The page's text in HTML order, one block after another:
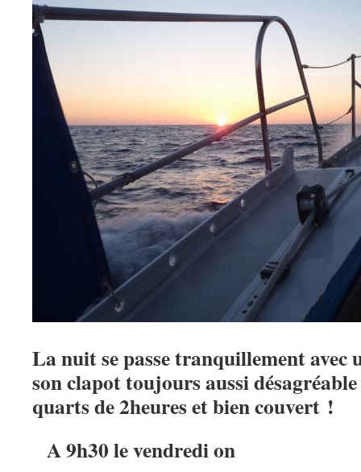
La nuit se passe tranquillement avec
son clapot toujours aussi
quarts de 2heures et bien couvert !
A 9h30 le vendredi on